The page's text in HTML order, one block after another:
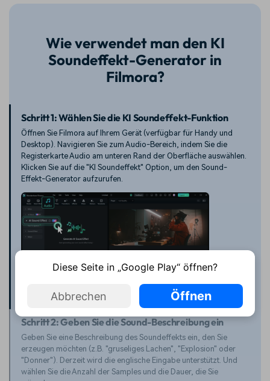
Wie verwendet man den KI
Soundeffekt-Generator in
Filmora?
Schritt 1: Wählen Sie die KI Soundeffekt-Funktion
Öffnen Sie Filmora auf Ihrem Gerät (verfügbar für Handy und
Desktop). Navigieren Sie zum Audio-Bereich, indem Sie die
Registerkarte Audio am unteren Rand der Oberfläche auswählen.
Klicken Sie auf die "KI Soundeffekt" Option, um den Sound-
Effekt-Generator aufzurufen.
Schritt 2: Geben Sie die Sound-Beschreibung ein
Geben Sie eine Beschreibung des Soundeffekts ein, den Sie
erzeugen möchten (z.B. "gruseliges Lachen", "Explosion" oder
"Donner"). Derzeit wird die englische Eingabe unterstützt. Und
wählen Sie die Anzahl der Samples und die Dauer, die Sie
Diese Seite in „Google Play“ öffnen?
Abbrechen Öffnen